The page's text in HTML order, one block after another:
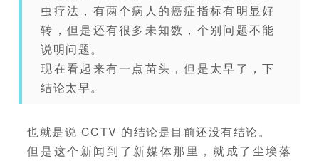
虫疗法，有两个病人的癌症指标有明显好
转，但是还有很多未知数，个别问题不能
说明问题。
现在看起来有一点苗头，但是太早了，下
结论太早。
也就是说 CCTV 的结论是目前还没有结论。
但是这个新闻到了新媒体那里，就成了尘埃落